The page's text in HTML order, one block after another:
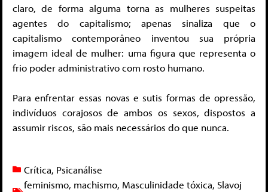
claro, de forma alguma torna as mulheres suspeitas
agentes do capitalismo; apenas sinaliza que o
capitalismo contemporâneo inventou sua própria
imagem ideal de mulher: uma figura que representa o
frio poder administrativo com rosto humano.
Para enfrentar essas novas e sutis formas de opressão,
indivíduos corajosos de ambos os sexos, dispostos a
assumir riscos, são mais necessários do que nunca.
Crítica, Psicanálise
feminismo, machismo, Masculinidade tóxica, Slavoj